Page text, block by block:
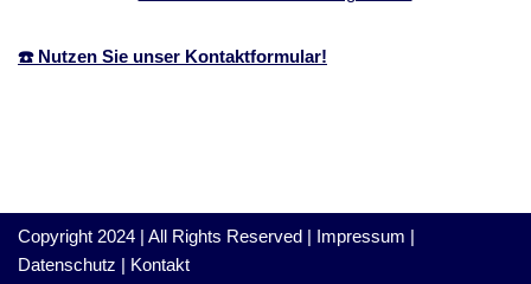
☎️ Nutzen Sie unser Kontaktformular!
Copyright 2024 | All Rights Reserved | Impressum |
Datenschutz | Kontakt